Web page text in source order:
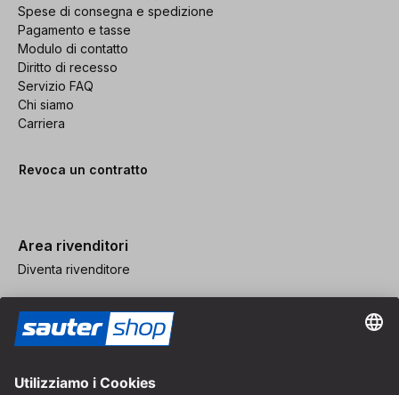
Spese di consegna e spedizione
Pagamento e tasse
Modulo di contatto
Diritto di recesso
Servizio FAQ
Chi siamo
Carriera
Revoca un contratto
Area rivenditori
Diventa rivenditore